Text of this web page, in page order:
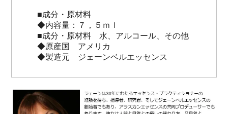
■成分・原材料
◆内容量：７，５ｍｌ
■成分・原材料 水、アルコール、その他
◆原産国 アメリカ
◆製造元 ジェーンベルエッセンス